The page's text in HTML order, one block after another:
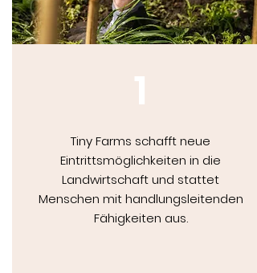
1
Tiny Farms schafft neue
Eintrittsmöglichkeiten in die
Landwirtschaft und stattet
Menschen mit handlungsleitenden
Fähigkeiten aus.